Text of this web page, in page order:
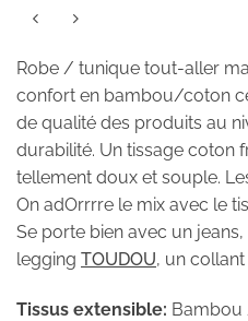
Robe / tunique tout-aller
confort en bambou/coton
de qualité des produits au
durabilité. Un tissage coton
tellement doux et souple.
On adOrrrre le mix avec le
Se porte bien avec un
legging TOUDOU, un
Tissus extensible: